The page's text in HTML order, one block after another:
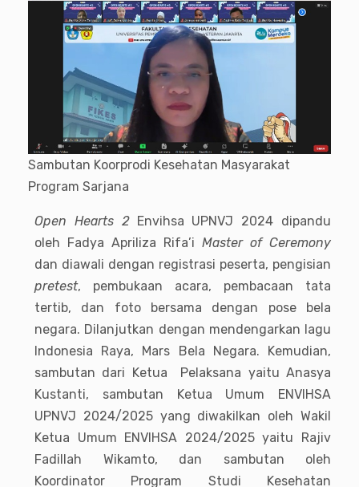
Sambutan Koorprodi Kesehatan Masyarakat
Program Sarjana
Open Hearts 2 Envihsa UPNVJ 2024 dipandu
oleh Fadya Apriliza Rifa’i Master of Ceremony
dan diawali dengan registrasi peserta, pengisian
pretest, pembukaan acara, pembacaan tata
tertib, dan foto bersama dengan pose bela
negara. Dilanjutkan dengan mendengarkan lagu
Indonesia Raya, Mars Bela Negara. Kemudian,
sambutan dari Ketua Pelaksana yaitu Anasya
Kustanti, sambutan Ketua Umum ENVIHSA
UPNVJ 2024/2025 yang diwakilkan oleh Wakil
Ketua Umum ENVIHSA 2024/2025 yaitu Rajiv
Fadillah Wikamto, dan sambutan oleh
Koordinator Program Studi Kesehatan